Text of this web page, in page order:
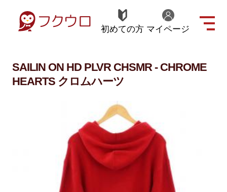
初めての方 マイページ
SAILIN ON HD PLVR CHSMR - CHROME
HEARTS クロムハーツ